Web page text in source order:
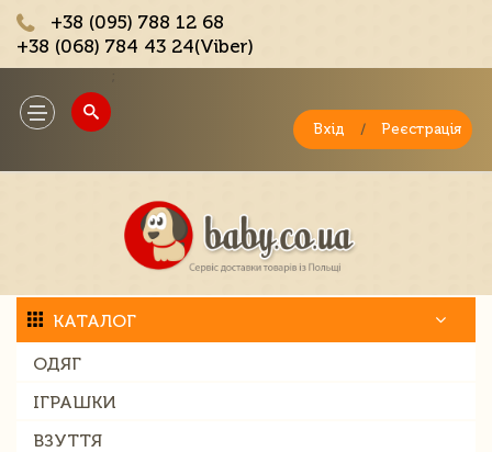
+38 (095) 788 12 68
+38 (068) 784 43 24(Viber)
Toggle
navigation
Вхід / Реєстрація
КАТАЛОГ
ОДЯГ
ІГРАШКИ
ВЗУТТЯ